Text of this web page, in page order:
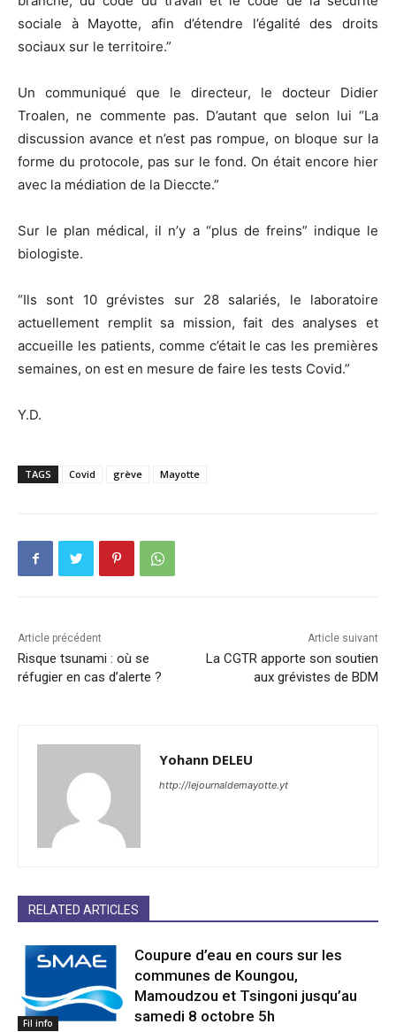
sociale à Mayotte, afin d’étendre l’égalité des droits
sociaux sur le territoire.”
Un communiqué que le directeur, le docteur Didier
Troalen, ne commente pas. D’autant que selon lui “La
discussion avance et n’est pas rompue, on bloque sur la
forme du protocole, pas sur le fond. On était encore hier
avec la médiation de la Dieccte.”
Sur le plan médical, il n’y a “plus de freins” indique le
biologiste.
“Ils sont 10 grévistes sur 28 salariés, le laboratoire
actuellement remplit sa mission, fait des analyses et
accueille les patients, comme c’était le cas les premières
semaines, on est en mesure de faire les tests Covid.”
Y.D.
TAGS Covid grève Mayotte
Article précédent
Risque tsunami : où se
réfugier en cas d’alerte ?
Article suivant
La CGTR apporte son soutien
aux grévistes de BDM
Yohann DELEU
http://lejournaldemayotte.yt
RELATED ARTICLES
Fil info
Coupure d’eau en cours sur les
communes de Koungou,
Mamoudzou et Tsingoni jusqu’au
samedi 8 octobre 5h